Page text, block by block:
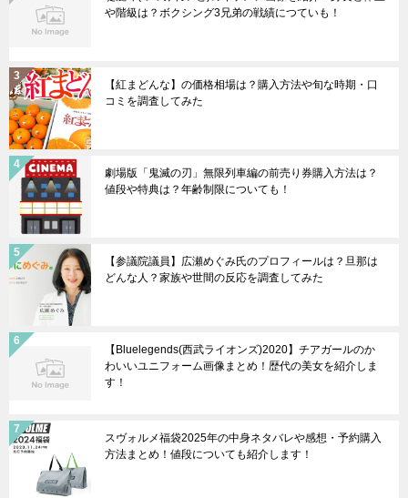
や階級は？ボクシング3兄弟の戦績につていも！
【紅まどんな】の価格相場は？購入方法や旬な時期・口
コミを調査してみた
劇場版「鬼滅の刃」無限列車編の前売り券購入方法は？
値段や特典は？年齢制限についても！
【参議院議員】広瀬めぐみ氏のプロフィールは？旦那は
どんな人？家族や世間の反応を調査してみた
【Bluelegends(西武ライオンズ)2020】チアガールのか
わいいユニフォーム画像まとめ！歴代の美女を紹介しま
す！
スヴォルメ福袋2025年の中身ネタバレや感想・予約購入
方法まとめ！値段についても紹介します！